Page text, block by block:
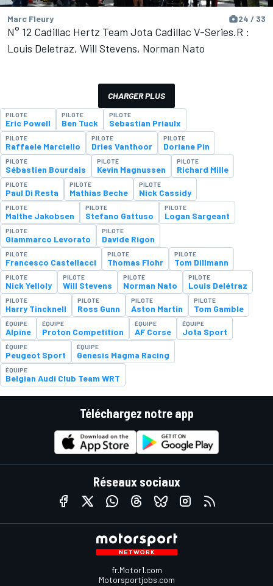
Marc Fleury 24 / 33
N° 12 Cadillac Hertz Team Jota Cadillac V-Series.R :
Louis Deletraz, Will Stevens, Norman Nato
CHARGER PLUS
PILOTE
Eric Powell
PILOTE
Ben Tuck
PILOTE
Sebastian Priaulx
PILOTE
Raffaele Marciello
PILOTE
Dries Vanthoor
PILOTE
Doriane Pin
PILOTE
Sébastien Bourdais
PILOTE
Kevin Magnussen
PILOTE
Richard Mille
PILOTE
Paul Di Resta
PILOTE
Mathias Beche
PILOTE
Nick Cassidy
PILOTE
Malthe Jakobsen
PILOTE
Stefano Gattuso
PILOTE
Logan Sargeant
PILOTE
Giammarco Levorato
PILOTE
Davide Rigon
PILOTE
Francesco Castellacci
PILOTE
Thomas Flohr
PILOTE
Tom Dillmann
PILOTE
Nick Yelloly
PILOTE
Will Stevens
PILOTE
Norman Nato
PILOTE
Louis Delétraz
PILOTE
Harry Tincknell
PILOTE
Ross Gunn
PILOTE
Aston Martin
PILOTE
Tom Gamble
ÉQUIPE
Alpine
ÉQUIPE
Proton Competition
ÉQUIPE
AF Corse
ÉQUIPE
Jota Sport
ÉQUIPE
Peugeot Sport
ÉQUIPE
Genesis Magma Racing
ÉQUIPE
Belgian Audi Club Team WRT
Téléchargez notre app
Réseaux sociaux
fr.Motor1.com
Motorsportjobs.com